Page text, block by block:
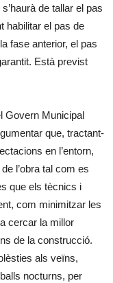
de tallar el pas
habilitar el pas de
fase anterior, el pas
Està previst
Govern Municipal
que, tractant-
en l’entorn,
l’obra tal com es
que els tècnics i
com minimitzar les
cercar la millor
de la construcció.
als veïns,
nocturns, per